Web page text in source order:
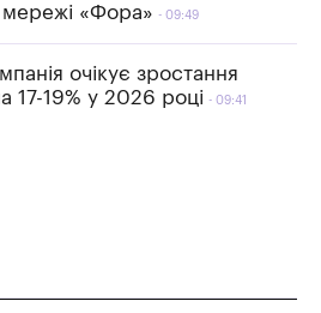
мережі «Фора»
09:49
очікує зростання
17-19% у 2026 році
09:41